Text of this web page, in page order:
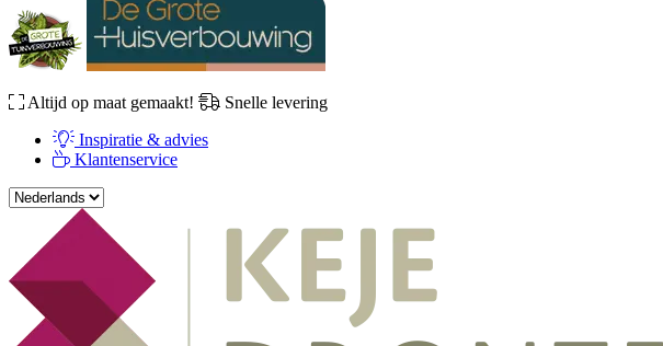
Altijd op maat gemaakt!
Snelle levering
Inspiratie & advies
Klantenservice